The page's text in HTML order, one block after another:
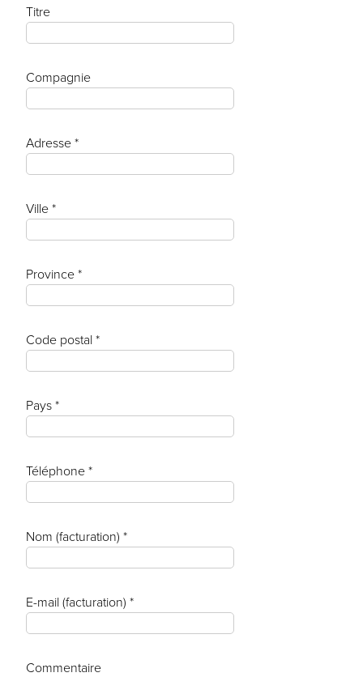
Titre
Compagnie
Adresse *
Ville *
Province *
Code postal *
Pays *
Téléphone *
Nom (facturation) *
E-mail (facturation) *
Commentaire